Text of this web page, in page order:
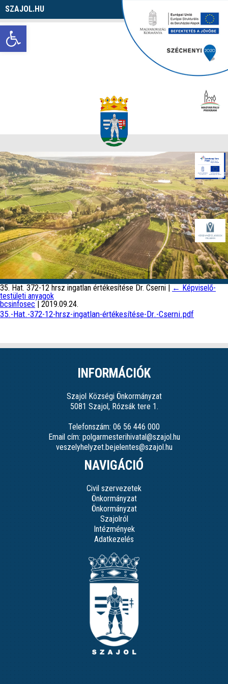
Eszköztár megnyitása
SZAJOL.HU
35. Hat. 372-12 hrsz ingatlan értékesítése Dr. Cserni | ← Képviselő-
testületi anyagok
bcsinfosec | 2019.09.24.
35.-Hat.-372-12-hrsz-ingatlan-értékesítése-Dr.-Cserni.pdf
INFORMÁCIÓK
Szajol Községi Önkormányzat
5081 Szajol, Rózsák tere 1.
Telefonszám: 06 56 446 000
Email cím: polgarmesterihivatal@szajol.hu
veszelyhelyzet.bejelentes@szajol.hu
NAVIGÁCIÓ
Civil szervezetek
Önkormányzat
Önkormányzat
Szajolról
Intézmények
Adatkezelés